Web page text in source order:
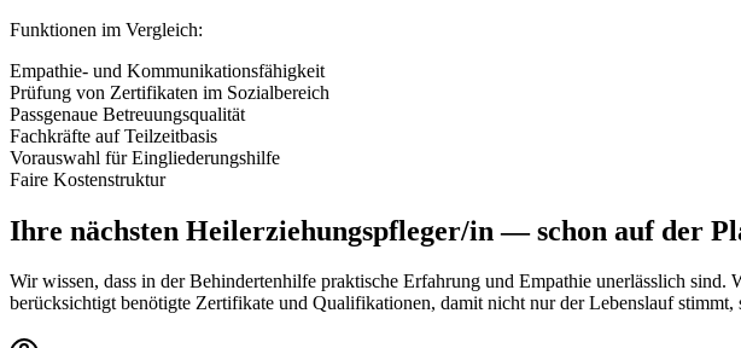
Funktionen im Vergleich:
Empathie- und Kommunikationsfähigkeit
Prüfung von Zertifikaten im Sozialbereich
Passgenaue Betreuungsqualität
Fachkräfte auf Teilzeitbasis
Vorauswahl für Eingliederungshilfe
Faire Kostenstruktur
Ihre nächsten Heilerziehungspfleger/in — schon auf der
Wir wissen, dass in der Behindertenhilfe praktische Erfahrung und Empathie unerlässlich
berücksichtigt benötigte Zertifikate und Qualifikationen, damit nicht nur der Lebenslauf stimmt,